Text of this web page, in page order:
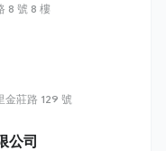
8 號 8 樓
金莊路 129 號
公司